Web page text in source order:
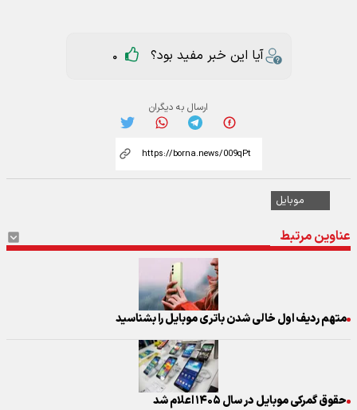
آیا این خبر مفید بود؟ 0
ارسال به دیگران
موبایل
عناوین مرتبط
متهم ردیف اول خالی شدن باتری موبایل را بشناسید
حقوق گمرکی موبایل در سال ۱۴۰۵ اعلام شد